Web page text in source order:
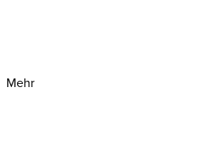
Mehr